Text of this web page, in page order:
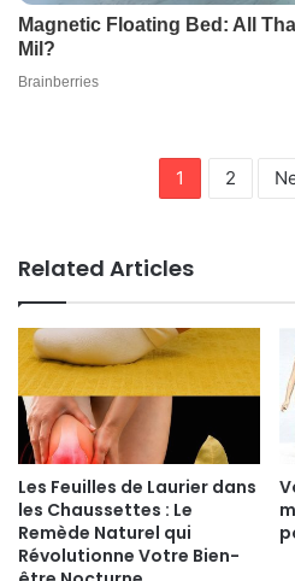
1 2
Related Articles
Les Feuilles de Laurier dans
les Chaussettes : Le
Remède Naturel qui
Révolutionne Votre Bien-